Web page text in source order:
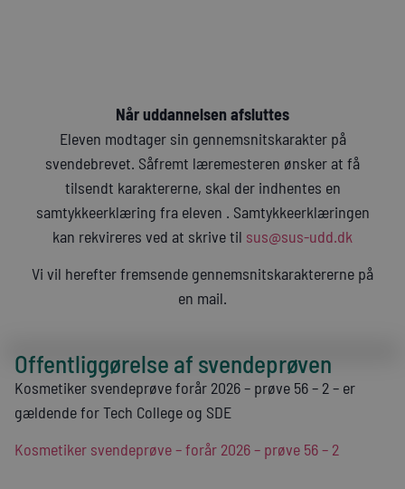
Når uddannelsen afsluttes
Eleven modtager sin gennemsnitskarakter på
svendebrevet. Såfremt læremesteren ønsker at få
tilsendt karaktererne, skal der indhentes en
samtykkeerklæring fra eleven . Samtykkeerklæringen
kan rekvireres ved at skrive til sus@sus-udd.dk
Vi vil herefter fremsende gennemsnitskaraktererne på
en mail.
Offentliggørelse af svendeprøven
Kosmetiker svendeprøve forår 2026 – prøve 56 – 2 – er
gældende for Tech College og SDE
Kosmetiker svendeprøve – forår 2026 – prøve 56 – 2